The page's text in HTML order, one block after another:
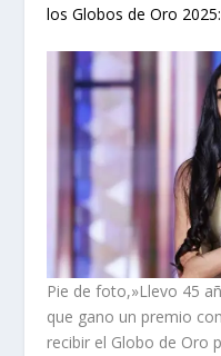
los Globos de Oro 2025:
Pie de foto,»Llevo 45
que gano un premio
recibir el Globo de Oro